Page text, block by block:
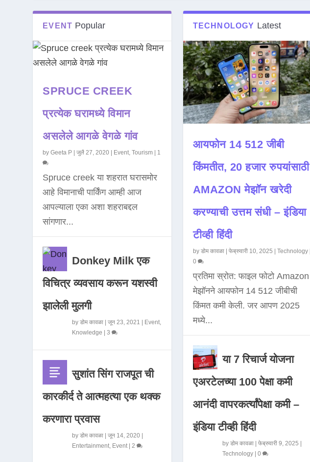
EVENT Popular
SPRUCE CREEK
प्रत्येक घरामध्ये विमान
असलेले आगळे वेगळे गांव
byGeeta P |जुलै 27, 2020 | Event ,Tourism | 1
Spruce creek या शहरात घरासमोर
आहे विमानाची पार्किंग आम्ही आज
आपल्याला एका अशा शहराबद्दल
सांगणार...
Donkey Milk एक
विचित्र व्यवसाय करून यशस्वी
झालेली मुलगी
byडोम कावळा |जून 23, 2021 | Event
Knowledge |3
सुशांत सिंग राजपूत ची
कारकीर्द ते आत्महत्या एक थक्क
करणारा प्रवास
byडोम कावळा |जून 14, 2020 |
Entertainment Event | 2
TECHNOLOGY Latest
आयफोन 14 512 जीबी
किंमतीत, 20 हजार रुपयांसाठी
AMAZON मेझॉन खरेदी
करण्याची उत्तम संधी – इंडिया
टीव्ही हिंदी
by डोम कावळा| फेब्रुवारी 10, 2025 Technology|
0
प्रतिमा स्रोत: फाइल फोटो Amazon
मेझॉनने आयफोन 14 512 जीबीची
किंमत कमी केली. जर आपण 2025
मध्ये...
या 7 रिचार्ज योजना
एअरटेलच्या 100 पेक्षा कमी
आनंदी वापरकर्त्यांपेक्षा कमी –
इंडिया टीव्ही हिंदी
by डोम कावळा| फेब्रुवारी 9, 2025
Technology| 0